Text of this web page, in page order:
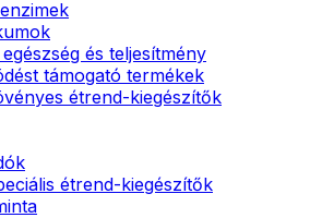
és teljesítmény
támogató termékek
étrend-kiegészítők
étrend-kiegészítők